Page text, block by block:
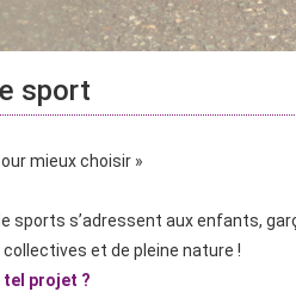
sport
mieux choisir »
sports s’adressent aux enfants,
collectives et de pleine nature !
tel projet ?